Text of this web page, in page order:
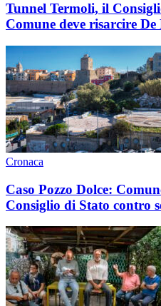
Tunnel Termoli, il
Comune deve risarcire
Cronaca
Caso Pozzo Dolce:
Consiglio di Stato contro